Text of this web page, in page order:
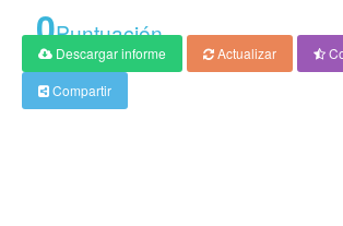
0Puntuación
Descargar informe Actualizar
Compartir